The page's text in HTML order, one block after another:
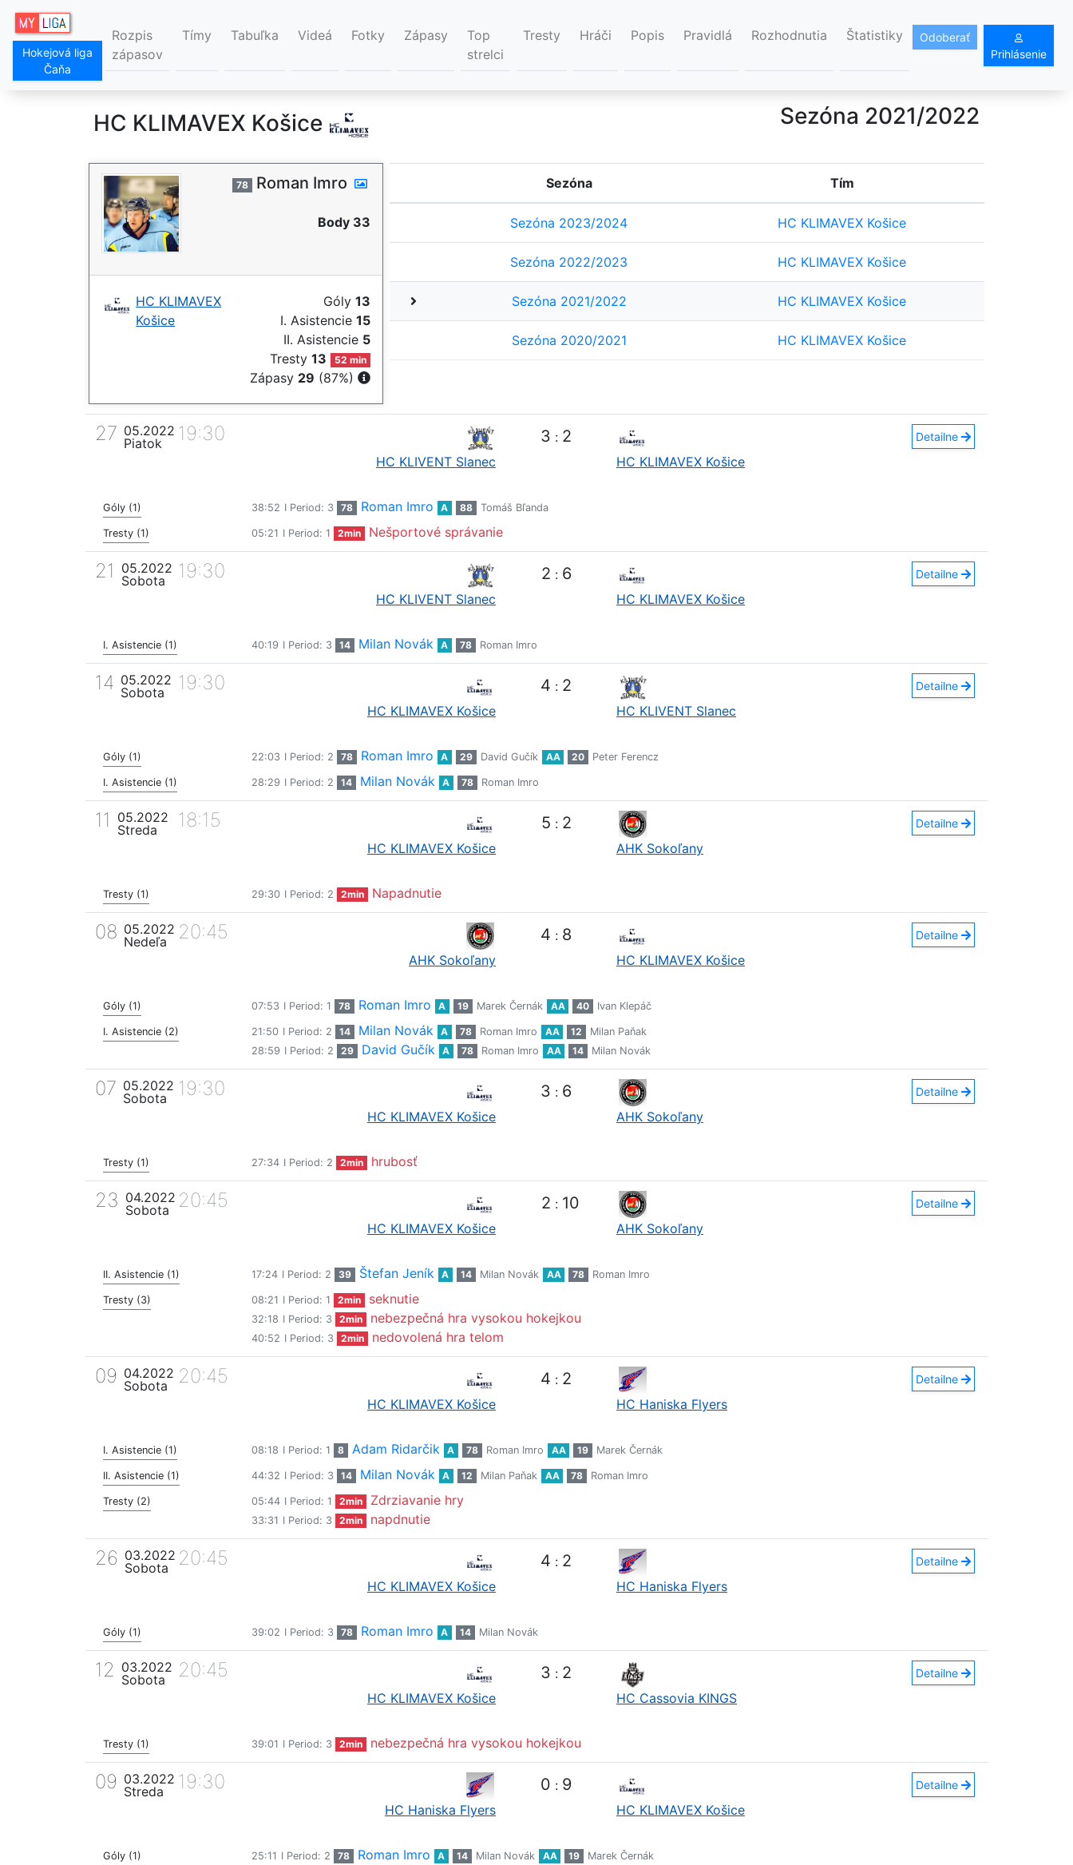
Hokejová liga
Čaňa
Rozpis
zápasov
Tímy Tabuľka Videá Fotky Zápasy
Top
strelci
Tresty Hráči Popis Pravidlá Rozhodnutia Štatistiky
Odoberať
Prihlásenie
HC KLIMAVEX Košice Sezóna 2021/2022
78 Roman Imro
Body 33
HC KLIMAVEX
Košice
Góly 13
I. Asistencie 15
II. Asistencie 5
Tresty13 52 min
Zápasy 29 (87%)
Sezóna Tím
Sezóna 2023/2024 HC KLIMAVEX Košice
Sezóna 2022/2023 HC KLIMAVEX Košice
Sezóna 2021/2022 HC KLIMAVEX Košice
Sezóna 2020/2021 HC KLIMAVEX Košice
27 05.2022
Piatok
19:30
HC KLIVENT Slanec
3 : 2
HC KLIMAVEX Košice
Detailne
Góly (1) 38:52 I Period: 3 78 Roman Imro A 88 Tomáš Bľanda
Tresty (1) 05:21 I Period: 1 2min Nešportové správanie
21
05.2022
Sobota
19:30
HC KLIVENT Slanec
2 : 6
HC KLIMAVEX Košice
Detailne
I. Asistencie (1) 40:19 I Period: 3 14 Milan Novák A 78 Roman Imro
14 05.2022
Sobota
19:30
HC KLIMAVEX Košice
4 : 2
HC KLIVENT Slanec
Detailne
Góly (1) 22:03 I Period: 2 78 Roman Imro A 29 David Gučík AA 20 Peter Ferencz
I. Asistencie (1) 28:29 I Period: 2 14 Milan Novák A 78 Roman Imro
11
05.2022
Streda
18:15
HC KLIMAVEX Košice
5 : 2
AHK Sokoľany
Detailne
Tresty (1) 29:30 I Period: 2 2min Napadnutie
08 05.2022
Nedeľa
20:45
AHK Sokoľany
4 : 8
HC KLIMAVEX Košice
Detailne
Góly (1) 07:53 I Period: 1 78 Roman Imro A 19 Marek Černák AA 40 Ivan Klepáč
I. Asistencie (2) 21:50 I Period: 2 14 Milan Novák A 78 Roman Imro AA 12
Milan Paňak
28:59 I Period: 2 29 David Gučík A 78 Roman Imro AA 14 Milan Novák
07 05.2022
Sobota
19:30
HC KLIMAVEX Košice
3 : 6
AHK Sokoľany
Detailne
Tresty (1) 27:34 I Period: 2 2min hrubosť
23 04.2022
Sobota
20:45
HC KLIMAVEX Košice
2 : 10
AHK Sokoľany
Detailne
II. Asistencie (1) 17:24 I Period: 2 39 Štefan Jeník A 14 Milan Novák AA 78 Roman Imro
Tresty (3) 08:21 I Period: 1 2min seknutie
32:18 I Period: 3 2min nebezpečná hra vysokou hokejkou
40:52 I Period: 3 2min nedovolená hra telom
09 04.2022
Sobota
20:45
HC KLIMAVEX Košice
4 : 2
HC Haniska Flyers
Detailne
I. Asistencie (1) 08:18 I Period: 1 8 Adam Ridarčik A 78 Roman Imro AA 19 Marek Černák
II. Asistencie (1) 44:32 I Period: 3 14 Milan Novák A 12 Milan Paňak AA 78 Roman Imro
Tresty (2) 05:44 I Period: 1 2min Zdrziavanie hry
33:31 I Period: 3 2min napdnutie
26 03.2022
Sobota
20:45
HC KLIMAVEX Košice
4 : 2
HC Haniska Flyers
Detailne
Góly (1) 39:02 I Period: 3 78 Roman Imro A 14 Milan Novák
12 03.2022
Sobota
20:45
HC KLIMAVEX Košice
3 : 2
HC Cassovia KINGS
Detailne
Tresty (1) 39:01 I Period: 3 2min nebezpečná hra vysokou hokejkou
09 03.2022
Streda
19:30
HC Haniska Flyers
0 : 9
HC KLIMAVEX Košice
Detailne
Góly (1) 25:11 I Period: 2 78 Roman Imro A 14 Milan Novák AA 19 Marek Černák